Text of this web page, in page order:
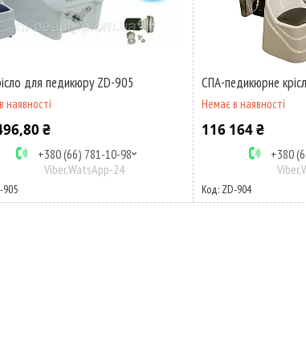
для педикюру ZD-905
наявності
₴
+380 (66) 781-10-98
Viber,WatsApp-24
905
СПА-педикюрне
Немає в наявності
116 164 ₴
+380
ZD-904